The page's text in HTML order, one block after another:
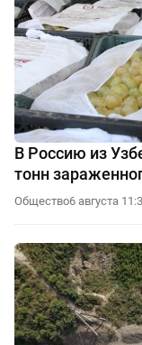
В Россию из
тонн
Общество6 августа